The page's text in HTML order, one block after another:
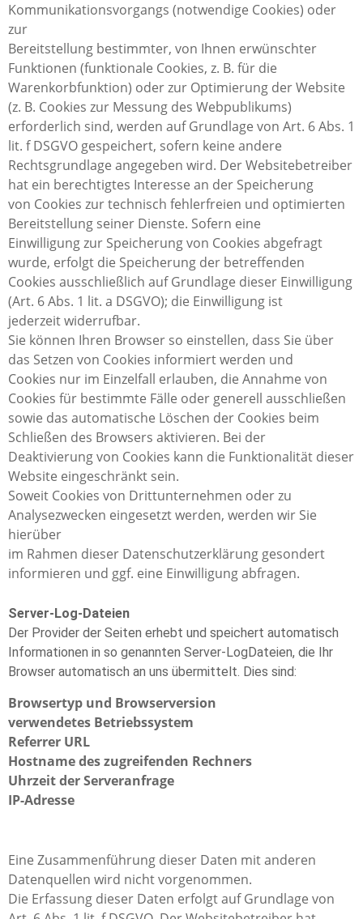
Kommunikationsvorgangs (notwendige Cookies) oder
zur
Bereitstellung bestimmter, von Ihnen erwünschter
Funktionen (funktionale Cookies, z. B. für die
Warenkorbfunktion) oder zur Optimierung der Website
(z. B. Cookies zur Messung des Webpublikums)
erforderlich sind, werden auf Grundlage von Art. 6 Abs. 1
lit. f DSGVO gespeichert, sofern keine andere
Rechtsgrundlage angegeben wird. Der Websitebetreiber
hat ein berechtigtes Interesse an der Speicherung
von Cookies zur technisch fehlerfreien und optimierten
Bereitstellung seiner Dienste. Sofern eine
Einwilligung zur Speicherung von Cookies abgefragt
wurde, erfolgt die Speicherung der betreffenden
Cookies ausschließlich auf Grundlage dieser Einwilligung
(Art. 6 Abs. 1 lit. a DSGVO); die Einwilligung ist
jederzeit widerrufbar.
Sie können Ihren Browser so einstellen, dass Sie über
das Setzen von Cookies informiert werden und
Cookies nur im Einzelfall erlauben, die Annahme von
Cookies für bestimmte Fälle oder generell ausschließen
sowie das automatische Löschen der Cookies beim
Schließen des Browsers aktivieren. Bei der
Deaktivierung von Cookies kann die Funktionalität dieser
Website eingeschränkt sein.
Soweit Cookies von Drittunternehmen oder zu
Analysezwecken eingesetzt werden, werden wir Sie
hierüber
im Rahmen dieser Datenschutzerklärung gesondert
informieren und ggf. eine Einwilligung abfragen.
Server-Log-Dateien
Der Provider der Seiten erhebt und speichert automatisch
Informationen in so genannten Server-LogDateien, die Ihr
Browser automatisch an uns übermittelt. Dies sind:
Browsertyp und Browserversion
verwendetes Betriebssystem
Referrer URL
Hostname des zugreifenden Rechners
Uhrzeit der Serveranfrage
IP-Adresse
Eine Zusammenführung dieser Daten mit anderen
Datenquellen wird nicht vorgenommen.
Die Erfassung dieser Daten erfolgt auf Grundlage von